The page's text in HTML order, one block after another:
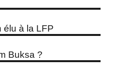
élu à la LFP
Buksa ?